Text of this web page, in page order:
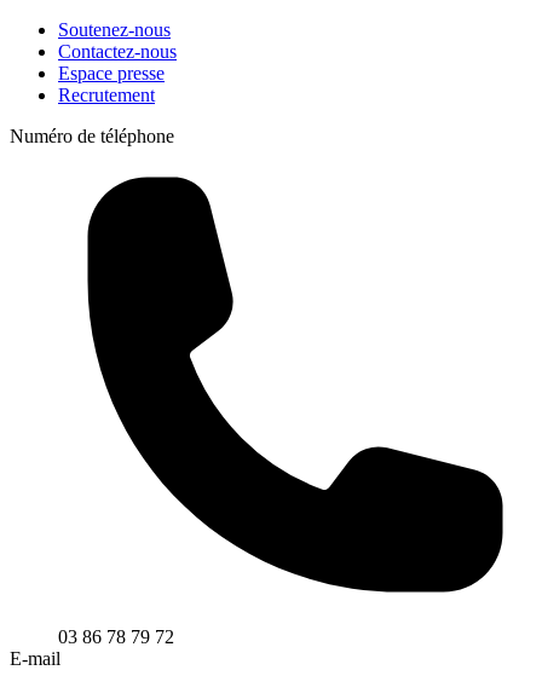
Soutenez-nous
Contactez-nous
Espace presse
Recrutement
Numéro de téléphone
03 86 78 79 72
E-mail